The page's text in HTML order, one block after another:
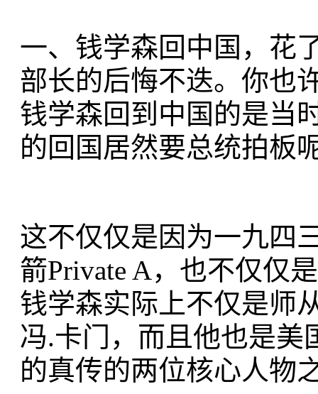
一、钱学森回中国，花
部长的后悔不迭。你也
钱学森回到中国的是当
的回国居然要总统拍板
这不仅仅是因为一九四
箭Private A，也不仅仅
钱学森实际上不仅是师
冯.卡门，而且他也是美
的真传的两位核心人物